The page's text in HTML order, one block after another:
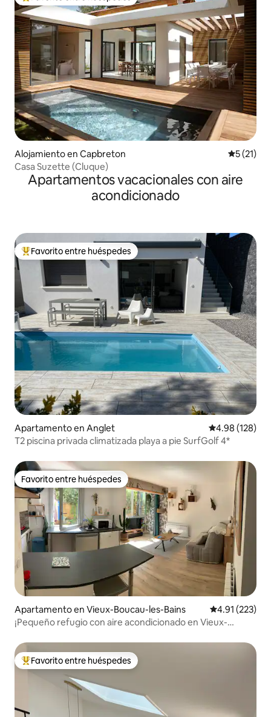
Favorito entre huéspedes preferido
Alojamiento en Capbreton
5 (21)
Casa Suzette (Cluque)
Apartamentos vacacionales con aire
acondicionado
Favorito entre huéspedes preferido
Favorito entre huéspedes
Apartamento en Anglet Calificación
4.98 (128)
T2 piscina privada climatizada playa a pie SurfGolf 4*
Favorito entre huéspedes
Favorito entre huéspedes
Apartamento en Vieux-Boucau-les-Bains Calificación
4.91 (223)
¡Pequeño refugio con aire acondicionado en Vieux-
Favorito entre huéspedes preferido
Favorito entre huéspedes